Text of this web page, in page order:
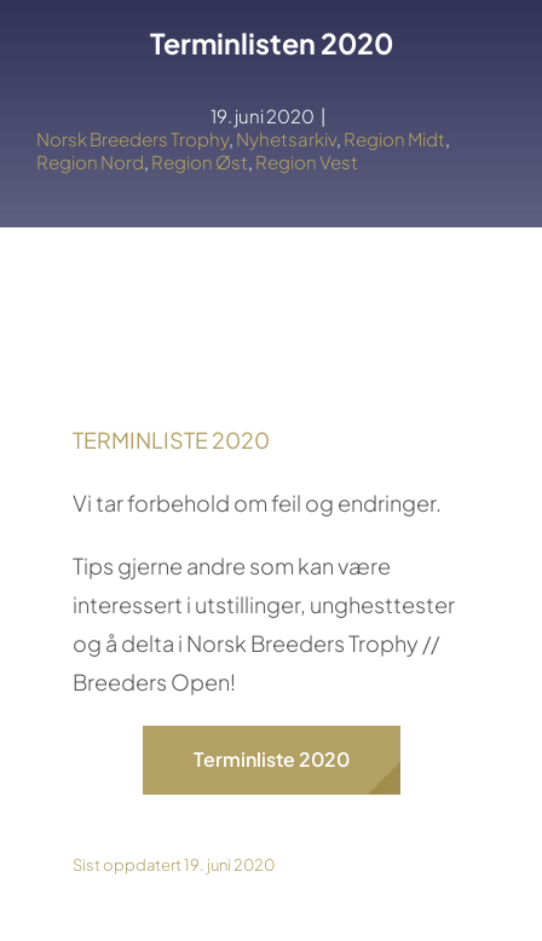
Terminlisten 2020
19. juni 2020 |
Norsk Breeders Trophy, Nyhetsarkiv, Region Midt,
Region Nord, Region Øst, Region Vest
TERMINLISTE 2020
Vi tar forbehold om feil og endringer.
Tips gjerne andre som kan være
interessert i utstillinger, unghesttester
og å delta i Norsk Breeders Trophy //
Breeders Open!
Terminliste 2020
Sist oppdatert 19. juni 2020